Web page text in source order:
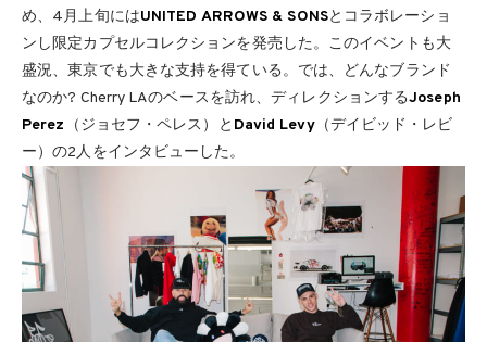
め、4月上旬にはUNITED ARROWS & SONSとコラボレーショ
ンし限定カプセルコレクションを発売した。このイベントも大
盛況、東京でも大きな支持を得ている。では、どんなブランド
なのか? Cherry LAのベースを訪れ、ディレクションするJoseph
Perez （ジョセフ・ペレス）と David Levy（デイビッド・レビ
ー）の2人をインタビューした。